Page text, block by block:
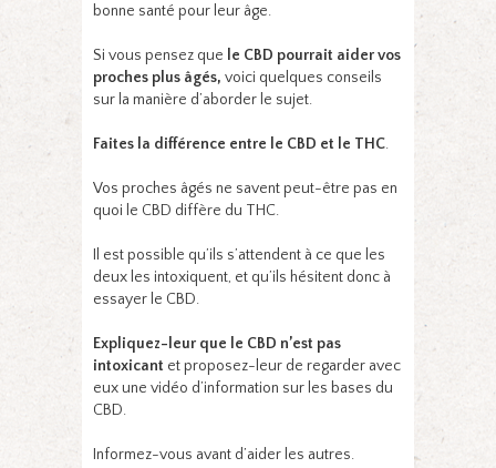
bonne santé pour leur âge.
Si vous pensez que le CBD pourrait aider vos
proches plus âgés, voici quelques conseils
sur la manière d’aborder le sujet.
Faites la différence entre le CBD et le THC.
Vos proches âgés ne savent peut-être pas en
quoi le CBD diffère du THC.
Il est possible qu’ils s’attendent à ce que les
deux les intoxiquent, et qu’ils hésitent donc à
essayer le CBD.
Expliquez-leur que le CBD n’est pas
intoxicant et proposez-leur de regarder avec
eux une vidéo d’information sur les bases du
CBD.
Informez-vous avant d’aider les autres.